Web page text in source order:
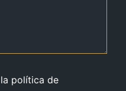
política de